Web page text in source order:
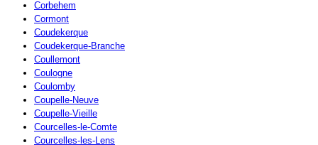
Corbehem
Cormont
Coudekerque
Coudekerque-Branche
Coullemont
Coulogne
Coulomby
Coupelle-Neuve
Coupelle-Vieille
Courcelles-le-Comte
Courcelles-les-Lens